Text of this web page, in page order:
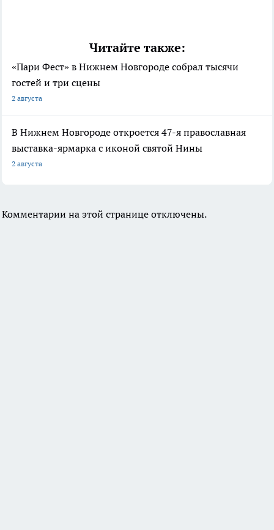
Читайте также:
«Пари Фест» в Нижнем Новгороде собрал тысячи
гостей и три сцены
2 августа
В Нижнем Новгороде откроется 47-я православная
выставка-ярмарка с иконой святой Нины
2 августа
Комментарии на этой странице отключены.